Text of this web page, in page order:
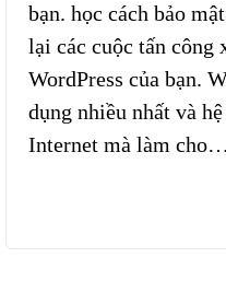
bạn. học cách bảo
lại các cuộc tấn công
WordPress của bạn.
dụng nhiều nhất và
Internet mà làm cho…